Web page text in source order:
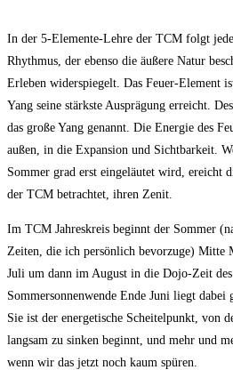
In der 5-Elemente-Lehre der TCM folgt jede
Rhythmus, der ebenso die äußere Natur
Erleben widerspiegelt. Das Feuer-Element
Yang seine stärkste Ausprägung erreicht.
das große Yang genannt. Die Energie des
außen, in die Expansion und Sichtbarkeit.
Sommer grad erst eingeläutet wird, ereicht
der TCM betrachtet, ihren Zenit.
Im TCM Jahreskreis beginnt der Sommer
Zeiten, die ich persönlich bevorzuge) Mitte
Juli um dann im August in die Dojo-Zeit
Sommersonnenwende Ende Juni liegt dabei
Sie ist der energetische Scheitelpunkt, von
langsam zu sinken beginnt, und mehr und
wenn wir das jetzt noch kaum spüren.